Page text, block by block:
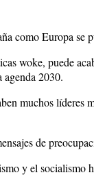
como Europa se
woke, puede
2030.
muchos líderes
de
y el